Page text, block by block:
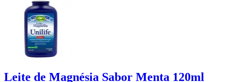
Leite de Magnésia Sabor Menta 120ml